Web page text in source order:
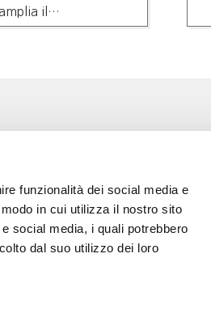
funzionalità dei social media e
in cui utilizza il nostro sito
social media, i quali potrebbero
dal suo utilizzo dei loro
il…
Alba (Cn)
0173 364631
fiscale e P.IVA: